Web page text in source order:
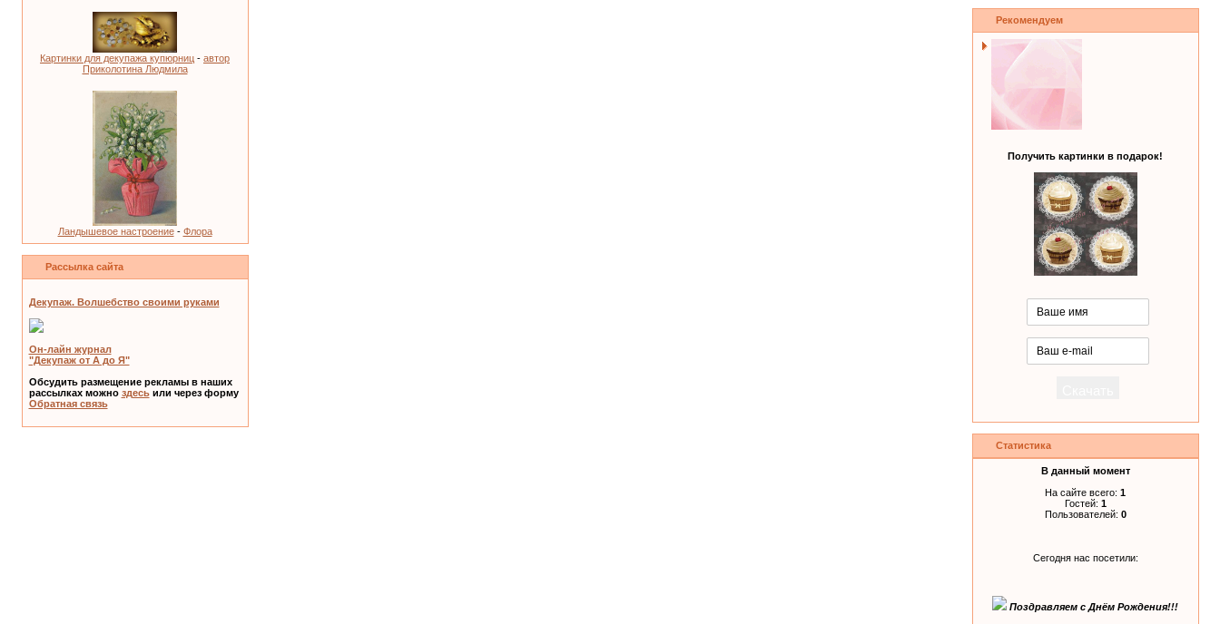
Картинки для декупажа купюрниц - автор
Приколотина Людмила
Ландышевое настроение- Флора
Рассылка сайта
Декупаж. Волшебство своими руками
Он-лайн журнал
"Декупаж от А до Я"
Обсудить размещение рекламы в наших
рассылках можно здесьили через форму
Обратная связь
Рекомендуем
Получить картинки в подарок!
Статистика
В данный момент
На сайте всего: 1
Гостей: 1
Пользователей: 0
Сегодня нас посетили:
Поздравляем с Днём Рождения!!!